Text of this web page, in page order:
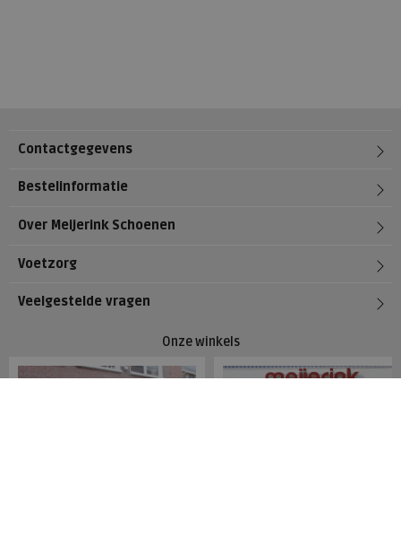
Contactgegevens
Bestelinformatie
Over Meijerink Schoenen
Voetzorg
Veelgestelde vragen
Onze winkels